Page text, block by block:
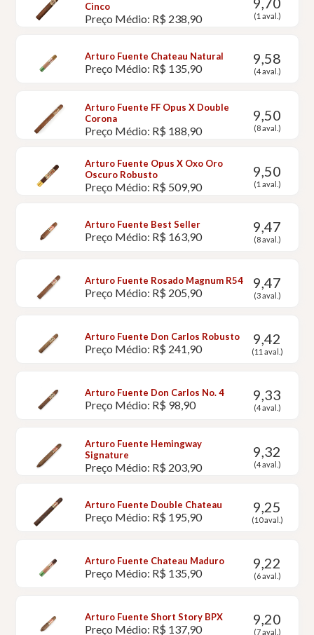
Cinco
Preço Médio: R$ 238,90 (1 aval.)
Arturo Fuente Chateau Natural
Preço Médio: R$ 135,90
9,58
(4 aval.)
Arturo Fuente FF Opus X Double
Corona
Preço Médio: R$ 188,90
9,50
(8 aval.)
Arturo Fuente Opus X Oxo Oro
Oscuro Robusto
Preço Médio: R$ 509,90
9,50
(1 aval.)
Arturo Fuente Best Seller
Preço Médio: R$ 163,90
9,47
(8 aval.)
Arturo Fuente Rosado Magnum R54
Preço Médio: R$ 205,90
9,47
(3 aval.)
Arturo Fuente Don Carlos Robusto
Preço Médio: R$ 241,90
9,42
(11 aval.)
Arturo Fuente Don Carlos No. 4
Preço Médio: R$ 98,90
9,33
(4 aval.)
Arturo Fuente Hemingway
Signature
Preço Médio: R$ 203,90
9,32
(4 aval.)
Arturo Fuente Double Chateau
Preço Médio: R$ 195,90
9,25
(10 aval.)
Arturo Fuente Chateau Maduro
Preço Médio: R$ 135,90
9,22
(6 aval.)
Arturo Fuente Short Story BPX
Preço Médio: R$ 137,90
9,20
(7 aval.)